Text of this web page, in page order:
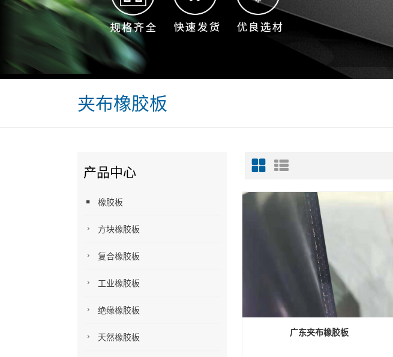
夹布橡胶板
产品中心
橡胶板
方块橡胶板
复合橡胶板
工业橡胶板
绝缘橡胶板
天然橡胶板 广东夹布橡胶板